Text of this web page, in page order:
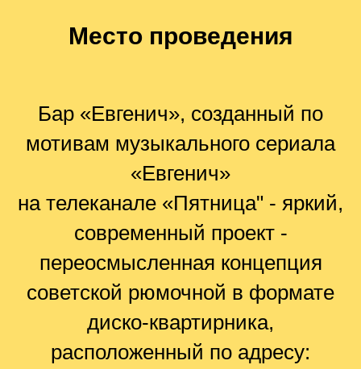
Место проведения
Бар «Евгенич», созданный по
мотивам музыкального сериала
«Евгенич»
на телеканале «Пятница" - яркий,
современный проект -
переосмысленная концепция
советской рюмочной в формате
диско-квартирника,
расположенный по адресу: